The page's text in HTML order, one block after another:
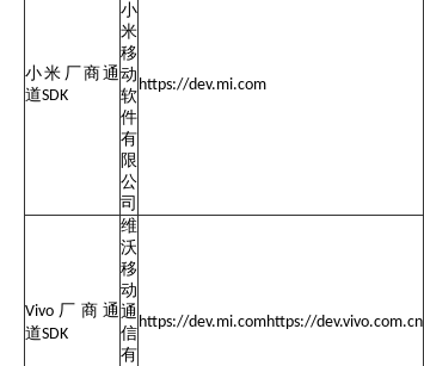
小米 厂商通
道SDK
小
米
移
动
软
件
有
限
公
司
https://dev.mi.com
Vivo 厂商通
道SDK
维
沃
移
动
通
信
有
https://dev.mi.comhttps://dev.vivo.com.cn